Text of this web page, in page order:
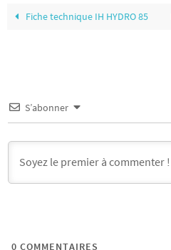
Fiche technique IH HYDRO 85
S’abonner
0 COMMENTAIRES